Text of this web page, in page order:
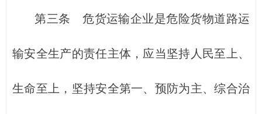
第三条 危货运输企业是危险货物道路运
输安全生产的责任主体，应当坚持人民至上、
生命至上，坚持安全第一、预防为主、综合治